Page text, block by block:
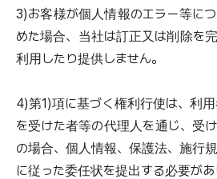
3)お客様が個人情報のエラー等に
めた場合、当社は訂正又は削除を
利用したり提供しません。
4)第1)項に基づく権利行使は、利
を受けた者等の代理人を通じ、受
の場合、個人情報、保護法、施行
に従った委任状を提出する必要があ